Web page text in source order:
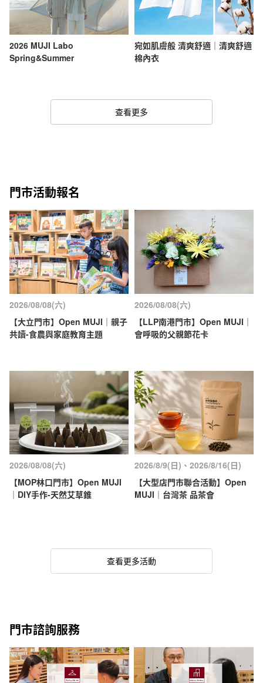
2026 MUJI Labo
Spring&Summer
宛如肌膚般 清爽舒適｜清爽舒適
棉內衣
查看更多
門市活動報名
2026/08/08(六)
【大立門市】Open MUJI｜親子
共讀-食農與家庭教育主題
2026/08/08(六)
【LLP南港門市】Open MUJI｜
會呼吸的父親節花卡
2026/08/08(六)
【MOP林口門市】Open MUJI
｜DIY手作-天然艾草錐
2026/8/9(日)、2026/8/16(日)
【大型店門市聯合活動】Open
MUJI｜台灣茶 品茶會
查看更多活動
門市諮詢服務